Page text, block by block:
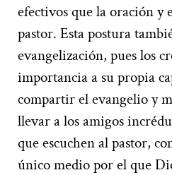
efectivos que la oración y
pastor. Esta postura
evangelización, pues los
importancia a su propia
compartir el evangelio y
llevar a los amigos
que escuchen al pastor,
único medio por el que